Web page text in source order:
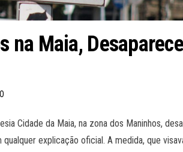
na Maia,
Cidade da Maia, na zona dos Maninhos,
explicação oficial. A medida, que